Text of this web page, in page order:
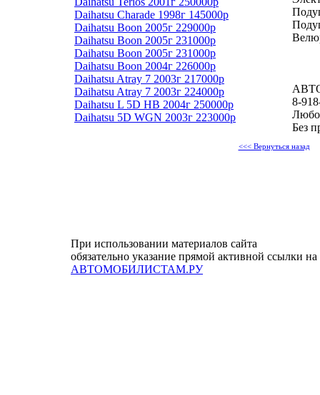
Daihatsu Charade 1998г 145000р
Daihatsu Boon 2005г 229000р
Daihatsu Boon 2005г 231000р
Daihatsu Boon 2005г 231000р
Daihatsu Boon 2004г 226000р
Daihatsu Atray 7 2003г 217000р
Daihatsu Atray 7 2003г 224000р
Daihatsu L 5D HB 2004г 250000р
Daihatsu 5D WGN 2003г 223000р
8-
Без
<<< Вернуться назад
При использовании материалов сайта
обязательно указание прямой активной ссылки на
АВТОМОБИЛИСТАМ.РУ